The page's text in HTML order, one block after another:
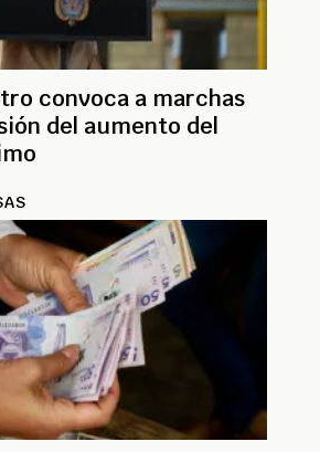
convoca a marchas
del aumento del